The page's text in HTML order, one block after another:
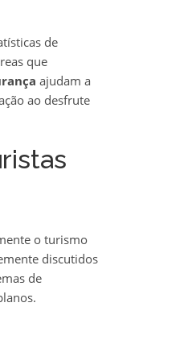
de
que
ajudam a
ao desfrute
o turismo
discutidos
de